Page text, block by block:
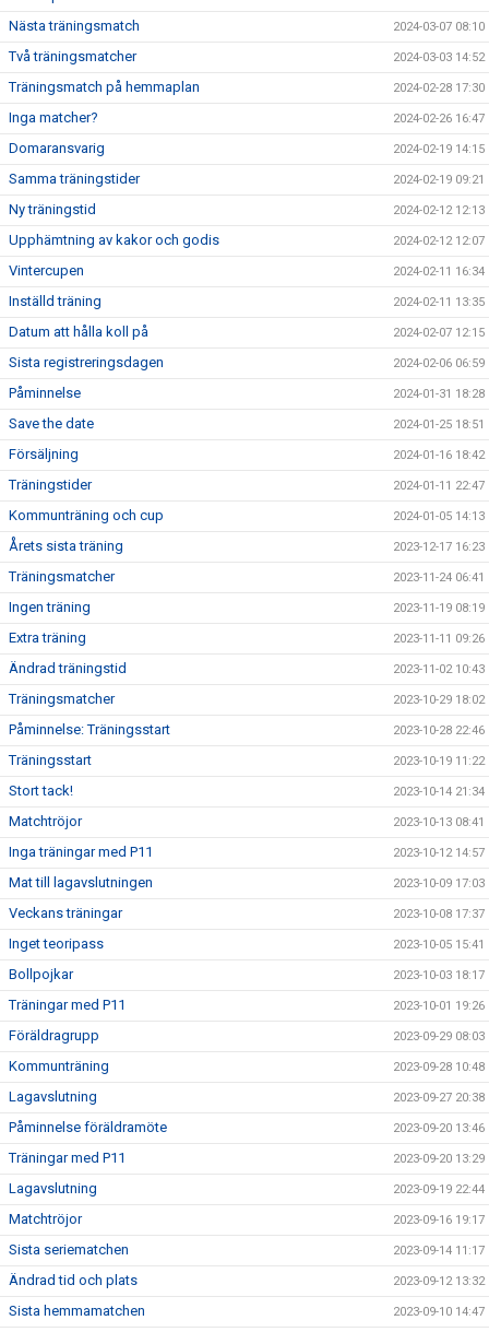
Nästa träningsmatch 2024-03-07 08:10
Två träningsmatcher 2024-03-03 14:52
Träningsmatch på hemmaplan 2024-02-28 17:30
Inga matcher? 2024-02-26 16:47
Domaransvarig 2024-02-19 14:15
Samma träningstider 2024-02-19 09:21
Ny träningstid 2024-02-12 12:13
Upphämtning av kakor och godis 2024-02-12 12:07
Vintercupen 2024-02-11 16:34
Inställd träning 2024-02-11 13:35
Datum att hålla koll på 2024-02-07 12:15
Sista registreringsdagen 2024-02-06 06:59
Påminnelse 2024-01-31 18:28
Save the date 2024-01-25 18:51
Försäljning 2024-01-16 18:42
Träningstider 2024-01-11 22:47
Kommunträning och cup 2024-01-05 14:13
Årets sista träning 2023-12-17 16:23
Träningsmatcher 2023-11-24 06:41
Ingen träning 2023-11-19 08:19
Extra träning 2023-11-11 09:26
Ändrad träningstid 2023-11-02 10:43
Träningsmatcher 2023-10-29 18:02
Påminnelse: Träningsstart 2023-10-28 22:46
Träningsstart 2023-10-19 11:22
Stort tack! 2023-10-14 21:34
Matchtröjor 2023-10-13 08:41
Inga träningar med P11 2023-10-12 14:57
Mat till lagavslutningen 2023-10-09 17:03
Veckans träningar 2023-10-08 17:37
Inget teoripass 2023-10-05 15:41
Bollpojkar 2023-10-03 18:17
Träningar med P11 2023-10-01 19:26
Föräldragrupp 2023-09-29 08:03
Kommunträning 2023-09-28 10:48
Lagavslutning 2023-09-27 20:38
Påminnelse föräldramöte 2023-09-20 13:46
Träningar med P11 2023-09-20 13:29
Lagavslutning 2023-09-19 22:44
Matchtröjor 2023-09-16 19:17
Sista seriematchen 2023-09-14 11:17
Ändrad tid och plats 2023-09-12 13:32
Sista hemmamatchen 2023-09-10 14:47